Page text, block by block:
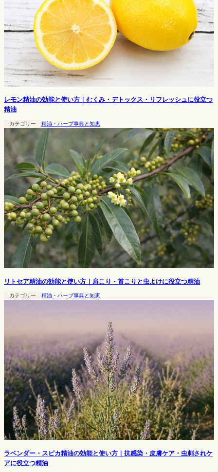
レモン精油の効能と使い方｜むくみ・デトックス・リフレッシュに役立つ
精油
カテゴリー 精油・ハーブ事典と知恵
リトセア精油の効能と使い方｜肩こり・首こりと虫よけに役立つ精油
カテゴリー 精油・ハーブ事典と知恵
ラベンダー・スピカ精油の効能と使い方｜抗感染・皮膚ケア・虫刺されケ
アに役立つ精油